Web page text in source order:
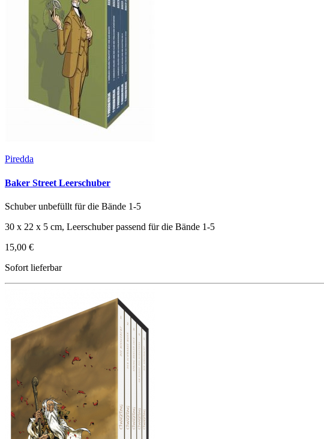
Piredda
Baker Street Leerschuber
Schuber unbefüllt für die Bände 1-5
30 x 22 x 5 cm, Leerschuber passend für die Bände 1-5
15,00 €
Sofort lieferbar